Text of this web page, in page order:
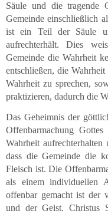
Säule und die tragende
Gemeinde einschließlich
ist ein Teil der Säule
aufrechterhält. Dies
Gemeinde die Wahrheit
entschließen, die
Wahrheit zu sprechen,
praktizieren, dadurch die
Das Geheimnis der
Offenbarmachung
Wahrheit
dass die Gemeinde die
Fleisch ist. Die
als einem individuellen
offenbar gemacht ist der
und der Geist. Christus